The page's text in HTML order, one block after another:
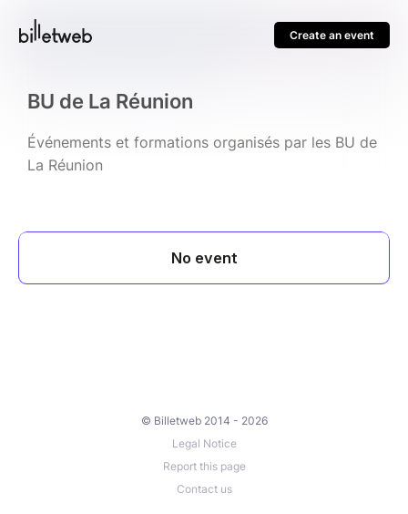
Create an event
BU de La Réunion
Événements et formations organisés par les BU de
La Réunion
© Billetweb 2014 - 2026
Legal Notice
Report this page
Contact us